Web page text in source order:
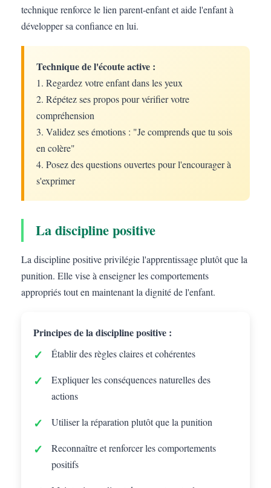
technique renforce le lien parent-enfant et aide l'enfant à
développer sa confiance en lui.
Technique de l'écoute active :
1. Regardez votre enfant dans les yeux
2. Répétez ses propos pour vérifier votre
compréhension
3. Validez ses émotions : "Je comprends que tu sois
en colère"
4. Posez des questions ouvertes pour l'encourager à
s'exprimer
La discipline positive
La discipline positive privilégie l'apprentissage plutôt que la
punition. Elle vise à enseigner les comportements
appropriés tout en maintenant la dignité de l'enfant.
Principes de la discipline positive :
Établir des règles claires et cohérentes
Expliquer les conséquences naturelles des
actions
Utiliser la réparation plutôt que la punition
Reconnaître et renforcer les comportements
positifs